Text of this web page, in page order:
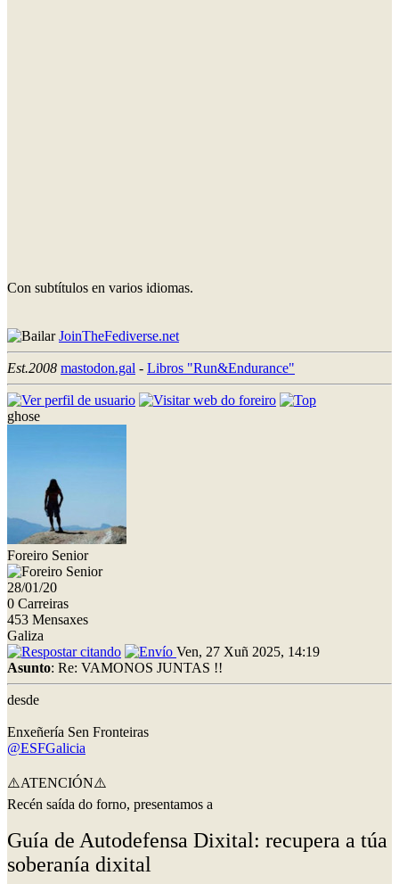
Con subtítulos en varios idiomas.
JoinTheFediverse.net
Est.2008 mastodon.gal - Libros "Run&Endurance"
ghose
Foreiro Senior
28/01/20
0 Carreiras
453 Mensaxes
Galiza
Ven, 27 Xuñ 2025, 14:19
Asunto: Re: VAMONOS JUNTAS !!
desde
Enxeñería Sen Fronteiras
@ESFGalicia
⚠️ATENCIÓN⚠️
Recén saída do forno, presentamos a
Guía de Autodefensa Dixital: recupera a túa
soberanía dixital